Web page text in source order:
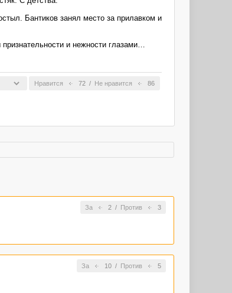
Бантиков занял место за прилавком и
и нежности глазами…
Нравится 72 / Не нравится 86
За 2/ Против 3
За 10/ Против 5